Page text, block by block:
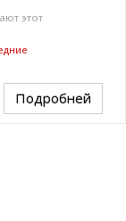
этот
Подробней